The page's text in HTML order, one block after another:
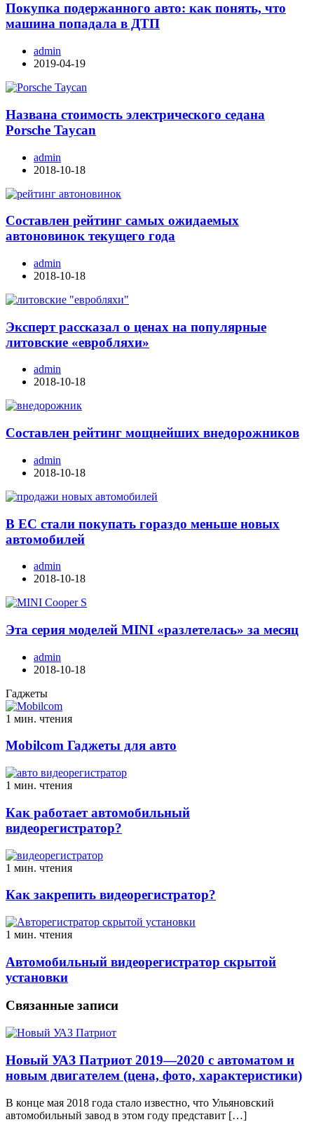
Покупка подержанного авто: как понять, что
машина попадала в ДТП
admin
2019-04-19
Названа стоимость электрического седана
Porsche Taycan
admin
2018-10-18
Составлен рейтинг самых ожидаемых
автоновинок текущего года
admin
2018-10-18
Эксперт рассказал о ценах на популярные
литовские «евробляхи»
admin
2018-10-18
Составлен рейтинг мощнейших внедорожников
admin
2018-10-18
В ЕС стали покупать гораздо меньше новых
автомобилей
admin
2018-10-18
Эта серия моделей MINI «разлетелась» за месяц
admin
2018-10-18
Гаджеты
1 мин. чтения
Mobilcom Гаджеты для авто
1 мин. чтения
Как работает автомобильный
видеорегистратор?
1 мин. чтения
Как закрепить видеорегистратор?
1 мин. чтения
Автомобильный видеорегистратор скрытой
установки
Связанные записи
Новый УАЗ Патриот 2019—2020 с автоматом и
новым двигателем (цена, фото, характеристики)
В конце мая 2018 года стало известно, что Ульяновский
автомобильный завод в этом году представит […]